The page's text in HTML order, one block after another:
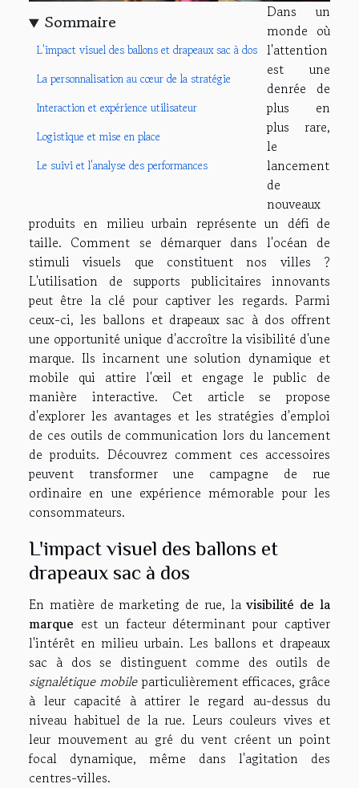
Sommaire
L'impact visuel des ballons et drapeaux sac à dos
La personnalisation au cœur de la stratégie
Interaction et expérience utilisateur
Logistique et mise en place
Le suivi et l'analyse des performances
Dans un
monde où
l'attention
est une
denrée de
plus en
plus rare,
le
lancement
de
nouveaux
produits en milieu urbain représente un défi de
taille. Comment se démarquer dans l'océan de
stimuli visuels que constituent nos villes ?
L'utilisation de supports publicitaires innovants
peut être la clé pour captiver les regards. Parmi
ceux-ci, les ballons et drapeaux sac à dos offrent
une opportunité unique d'accroître la visibilité d'une
marque. Ils incarnent une solution dynamique et
mobile qui attire l'œil et engage le public de
manière interactive. Cet article se propose
d'explorer les avantages et les stratégies d'emploi
de ces outils de communication lors du lancement
de produits. Découvrez comment ces accessoires
peuvent transformer une campagne de rue
ordinaire en une expérience mémorable pour les
consommateurs.
L'impact visuel des ballons et
drapeaux sac à dos
En matière de marketing de rue, lavisibilité de la
marque est un facteur déterminant pour captiver
l'intérêt en milieu urbain. Les ballons et drapeaux
sac à dos se distinguent comme des outils de
signalétique mobileparticulièrement efficaces, grâce
à leur capacité à attirer le regard au-dessus du
niveau habituel de la rue. Leurs couleurs vives et
leur mouvement au gré du vent créent un point
focal dynamique, même dans l'agitation des
centres-villes.